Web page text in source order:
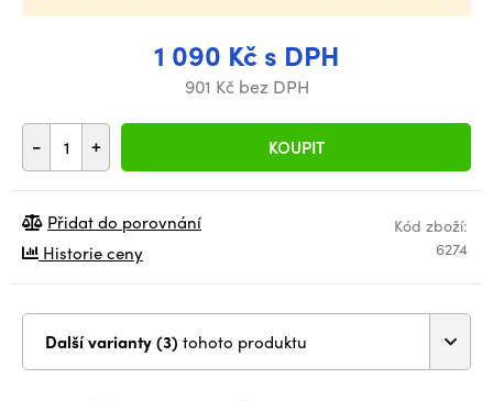
1 090 Kč s DPH
901 Kč bez DPH
- + KOUPIT
Kód zboží:
6274
Přidat do porovnání
Historie ceny
Další varianty (3) tohoto produktu